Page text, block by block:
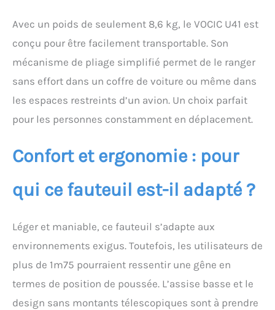
Avec un poids de seulement 8,6 kg, le VOCIC U41 est
conçu pour être facilement transportable. Son
mécanisme de pliage simplifié permet de le ranger
sans effort dans un coffre de voiture ou même dans
les espaces restreints d’un avion. Un choix parfait
pour les personnes constamment en déplacement.
Confort et ergonomie : pour
qui ce fauteuil est-il adapté ?
Léger et maniable, ce fauteuil s’adapte aux
environnements exigus. Toutefois, les utilisateurs de
plus de 1m75 pourraient ressentir une gêne en
termes de position de poussée. L’assise basse et le
design sans montants télescopiques sont à prendre